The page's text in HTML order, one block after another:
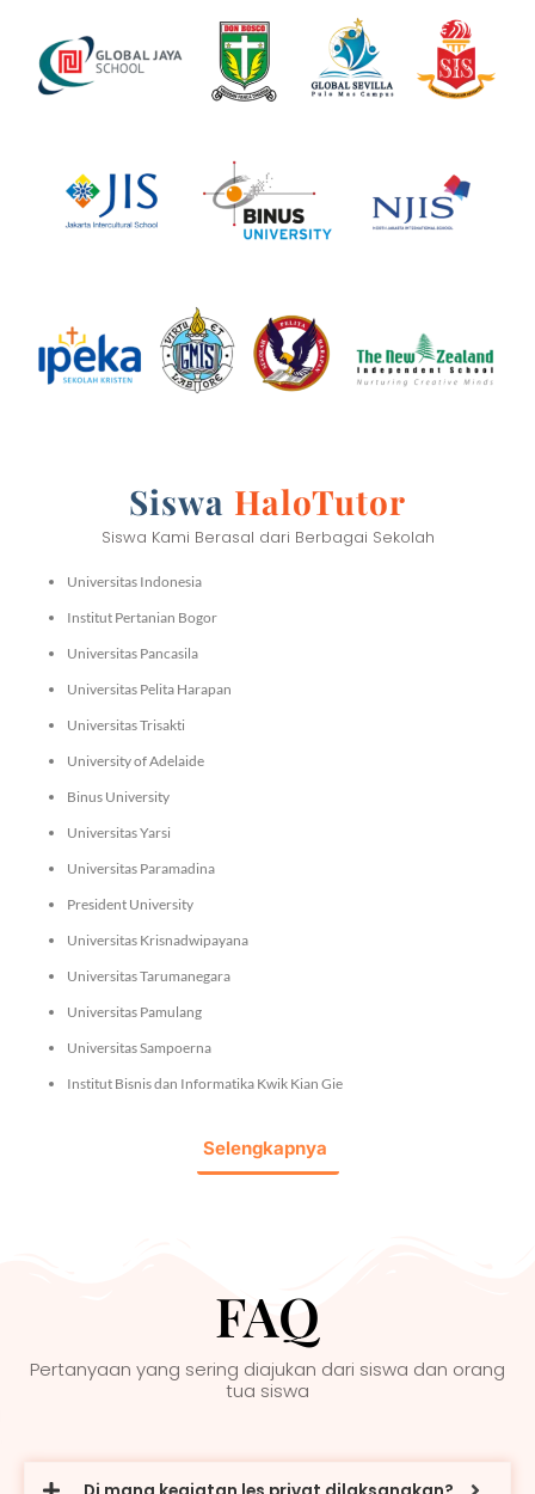
Siswa HaloTutor
Siswa Kami Berasal dari Berbagai Sekolah
Universitas Indonesia
Institut Pertanian Bogor
Universitas Pancasila
Universitas Pelita Harapan
Universitas Trisakti
University of Adelaide
Binus University
Universitas Yarsi
Universitas Paramadina
President University
Universitas Krisnadwipayana
Universitas Tarumanegara
Universitas Pamulang
Universitas Sampoerna
Institut Bisnis dan Informatika Kwik Kian Gie
Selengkapnya
FAQ
Pertanyaan yang sering diajukan dari siswa dan orang
tua siswa